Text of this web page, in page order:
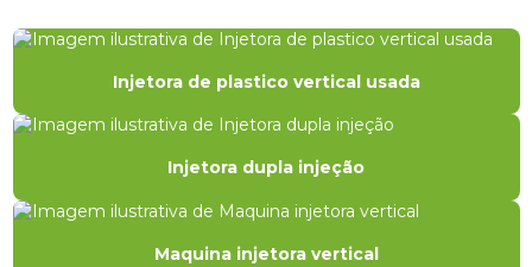
Injetora de plastico vertical usada
Injetora dupla injeção
Maquina injetora vertical